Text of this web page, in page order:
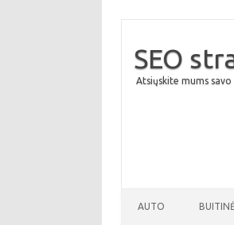
SEO
Atsiųskite mums
AUTO